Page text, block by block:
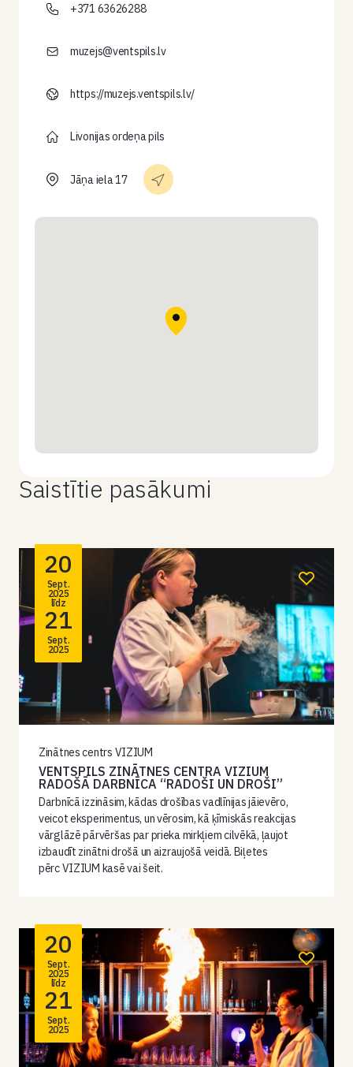
+371 63626288
muzejs@ventspils.lv
https://muzejs.ventspils.lv/
Livonijas ordeņa pils
Jāņa iela 17
Saistītie pasākumi
20
Sept.
2025
līdz
21
Sept.
2025
Zinātnes centrs VIZIUM
VENTSPILS ZINĀTNES CENTRA VIZIUM
RADOŠĀ DARBNĪCA “RADOŠI UN DROŠI”
Darbnīcā izzināsim, kādas drošības vadlīnijas jāievēro,
veicot eksperimentus, un vērosim, kā ķīmiskās reakcijas
vārglāzē pārvēršas par prieka mirkļiem cilvēkā, ļaujot
izbaudīt zinātni drošā un aizraujošā veidā. Biļetes
pērc VIZIUM kasē vai šeit.
20
Sept.
2025
līdz
21
Sept.
2025